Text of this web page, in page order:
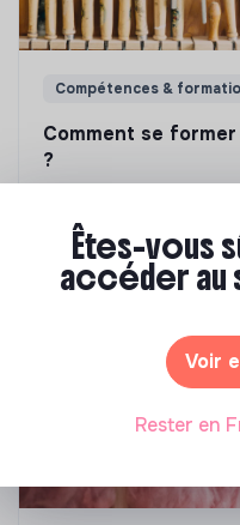
Compétences &
Comment se
?
Êtes-vous
accéder au
Voir
Rester en